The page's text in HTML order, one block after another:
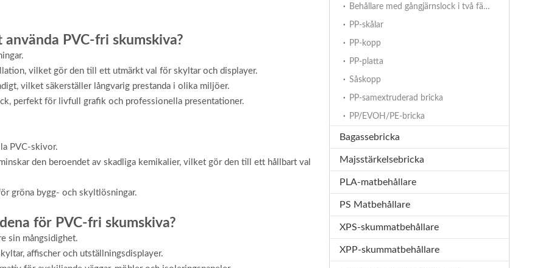
PVC-fri skumskiva?
vilket gör den till ett utmärkt val för skyltar och displayer.
vilket säkerställer långvarig prestanda i olika miljöer.
perfekt för livfull grafik och professionella presentationer.
PVC-skivor.
den beroendet av skadliga kemikalier, vilket gör den till ett hållbart val
gröna bygg- och skyltlösningar.
för PVC-fri skumskiva?
sin mångsidighet.
affischer och utställningsdisplayer.
Behållare med gångjärnslock i två färger
PP-skålar
PP-kopp
PP-platta
Såskopp
PP-samextruderad bricka
PP/EVOH/PE-bricka
Bagassebricka
Majsstärkelsebricka
PLA-matbehållare
PS Matbehållare
XPS-skummatbehållare
XPP-skummatbehållare